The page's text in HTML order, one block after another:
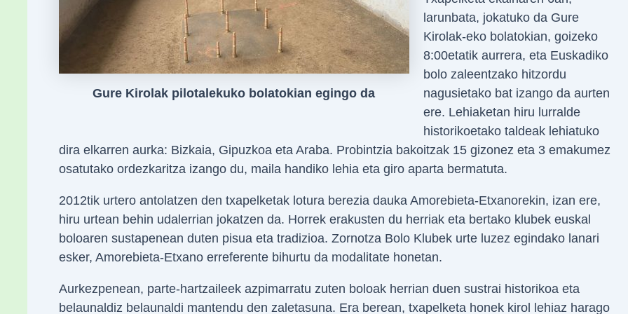
Gure Kirolak pilotalekuko bolatokian egingo da
larunbata, jokatuko da Gure
Kirolak-eko bolatokian, goizeko
8:00etatik aurrera, eta Euskadiko
bolo zaleentzako hitzordu
nagusietako bat izango da aurten
ere. Lehiaketan hiru lurralde
historikoetako taldeak lehiatuko
dira elkarren aurka: Bizkaia, Gipuzkoa eta Araba. Probintzia bakoitzak 15 gizonez eta 3 emakumez
osatutako ordezkaritza izango du, maila handiko lehia eta giro aparta bermatuta.
2012tik urtero antolatzen den txapelketak lotura berezia dauka Amorebieta-Etxanorekin, izan ere,
hiru urtean behin udalerrian jokatzen da. Horrek erakusten du herriak eta bertako klubek euskal
boloaren sustapenean duten pisua eta tradizioa. Zornotza Bolo Klubek urte luzez egindako lanari
esker, Amorebieta-Etxano erreferente bihurtu da modalitate honetan.
Aurkezpenean, parte-hartzaileek azpimarratu zuten boloak herrian duen sustrai historikoa eta
belaunaldiz belaunaldi mantendu den zaletasuna. Era berean, txapelketa honek kirol lehiaz harago